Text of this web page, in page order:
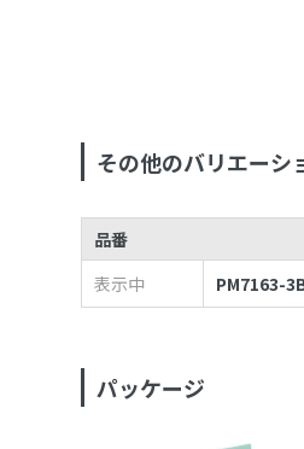
その他のバリエーシ
品番
表示中
PM7163-
パッケージ